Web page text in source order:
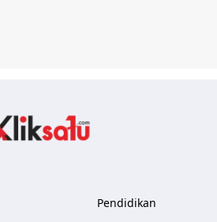
Pendidikan